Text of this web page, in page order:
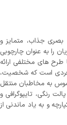
جذاب، متمایز و
را به عنوان چارچوبی
های مختلفی ارائه
فردی است که شخصیت،
به مخاطبان منتقل
رنگی، تایپوگرافی و
و به یاد ماندنی از